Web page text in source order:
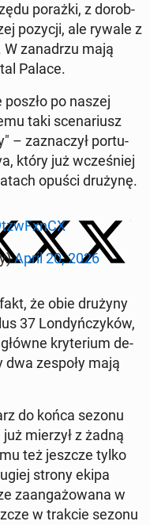
porażki, z do­rob­
pozycji, ale rywale z
za­na­drzu mają
Palace.
po naszej
taki sce­na­riusz
– za­zna­czył por­tu­
który już wcze­śniej
opuści drużynę.
April 20, 2026
że obie drużyny
37 Lon­dyń­czy­ków,
kry­te­rium de­
zespoły mają
do końca sezonu
mierzył z żadną
też jeszcze tylko
strony ekipa
za­an­ga­żo­wa­na w
w trakcie sezonu